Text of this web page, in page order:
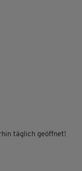
täglich geöffnet!